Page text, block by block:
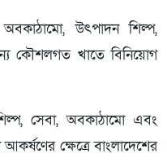
উৎপাদন শিল্প,
কৌশলগত খাতে বিনিয়োগ
সেবা, অবকাঠামো এবং
আকর্ষণের ক্ষেত্রে বাংলাদেশের